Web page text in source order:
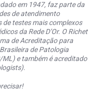
em 1947, faz parte da
de atendimento
testes mais complexos
da Rede D’Or. O Richet
de Acreditação para
de Patologia
e também é acreditado